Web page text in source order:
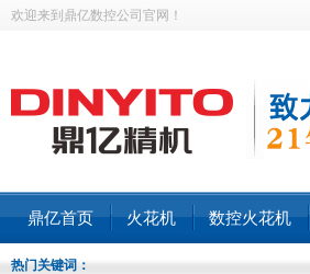
欢迎来到鼎亿数控公司官网！
鼎亿首页 火花机 数控火花机
热门关键词：